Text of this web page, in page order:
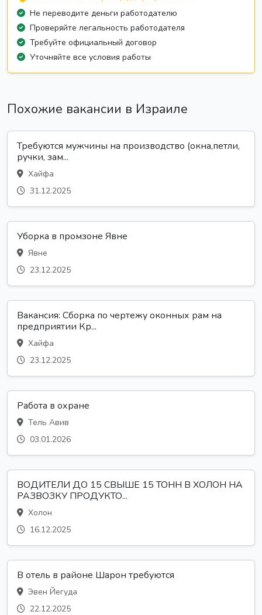
Не переводите деньги работодателю
Проверяйте легальность работодателя
Требуйте официальный договор
Уточняйте все условия работы
Похожие вакансии в Израиле
Требуются мужчины на производство (окна,петли,
ручки, зам...
Хайфа
31.12.2025
Уборка в промзоне Явне
Явне
23.12.2025
Вакансия: Сборка по чертежу оконных рам на
предприятии Кр...
Хайфа
23.12.2025
Работа в охране
Тель Авив
03.01.2026
ВОДИТЕЛИ ДО 15 СВЫШЕ 15 ТОНН В ХОЛОН НА
РАЗВОЗКУ ПРОДУКТО...
Холон
16.12.2025
В отель в районе Шарон требуются
Эвен Йегуда
22.12.2025